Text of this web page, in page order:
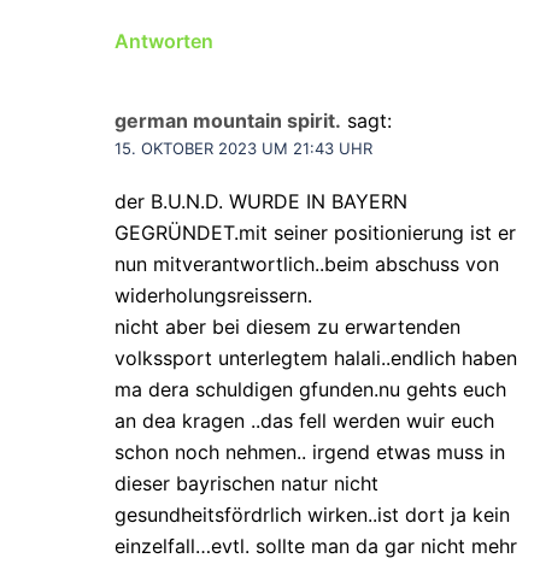
Antworten
german mountain spirit. sagt:
15. OKTOBER 2023 UM 21:43 UHR
der B.U.N.D. WURDE IN BAYERN
GEGRÜNDET.mit seiner positionierung ist er
nun mitverantwortlich..beim abschuss von
widerholungsreissern.
nicht aber bei diesem zu erwartenden
volkssport unterlegtem halali..endlich haben
ma dera schuldigen gfunden.nu gehts euch
an dea kragen ..das fell werden wuir euch
schon noch nehmen.. irgend etwas muss in
dieser bayrischen natur nicht
gesundheitsfördrlich wirken..ist dort ja kein
einzelfall…evtl. sollte man da gar nicht mehr